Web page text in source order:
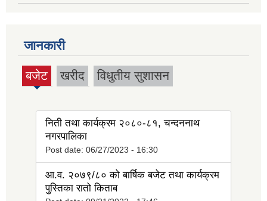
जानकारी
बजेट
(active
खरीद विधुतीय सुशासन
निती तथा कार्यक्रम २०८०-८१, चन्दननाथ
नगरपालिका
Post date: 06/27/2023 - 16:30
आ.व. २०७९/८० को बार्षिक बजेट तथा कार्यक्रम
पुस्तिका रातो किताब